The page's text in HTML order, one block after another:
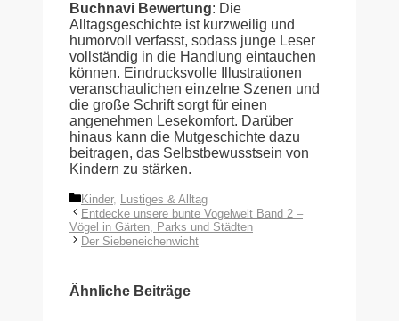
Buchnavi Bewertung: Die
Alltagsgeschichte ist kurzweilig und
humorvoll verfasst, sodass junge Leser
vollständig in die Handlung eintauchen
können. Eindrucksvolle Illustrationen
veranschaulichen einzelne Szenen und
die große Schrift sorgt für einen
angenehmen Lesekomfort. Darüber
hinaus kann die Mutgeschichte dazu
beitragen, das Selbstbewusstsein von
Kindern zu stärken.
Kategorien
Kinder, Lustiges & Alltag
Entdecke unsere bunte Vogelwelt Band 2 –
Vögel in Gärten, Parks und Städten
Der Siebeneichenwicht
Ähnliche Beiträge